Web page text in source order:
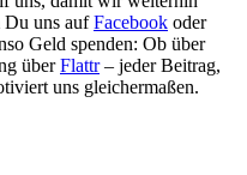
Du uns aufFacebook oder
Geld spenden: Ob über
überFlattr– jeder Beitrag,
uns gleichermaßen.